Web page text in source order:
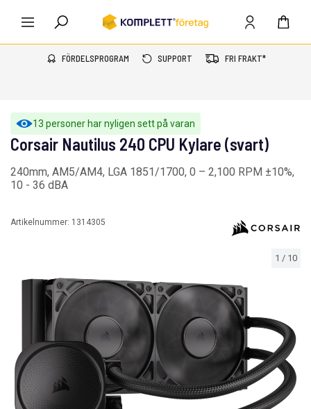
FÖRDELSPROGRAM SUPPORT FRI FRAKT*
13 personer har nyligen sett på varan
1 / 10
Corsair Nautilus 240 CPU Kylare (svart)
240mm, AM5/AM4, LGA 1851/1700, 0 – 2,100 RPM ±10%,
10 - 36 dBA
Artikelnummer: 1314305